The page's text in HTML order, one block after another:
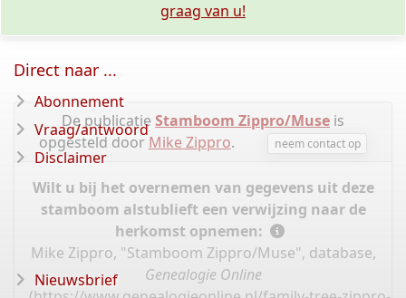
graag van u!
De publicatie Stamboom Zippro/Muse is
opgesteld door Mike Zippro. neem contact op
Wilt u bij het overnemen van gegevens uit deze
stamboom alstublieft een verwijzing naar de
herkomst opnemen:
Mike Zippro, "Stamboom Zippro/Muse", database,
Genealogie Online
Direct naar ...
Abonnement
Vraag/antwoord
Disclaimer
Nieuwsbrief